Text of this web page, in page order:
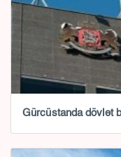
Gürcüstanda dövlət